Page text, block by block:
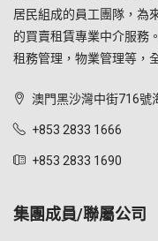
居民組成的員工團隊，為
的買賣租賃專業中介服務
租務管理，物業管理等，
澳門黑沙灣中街716號
+853 2833 1666
+853 2833 1690
集團成員/聯屬公司